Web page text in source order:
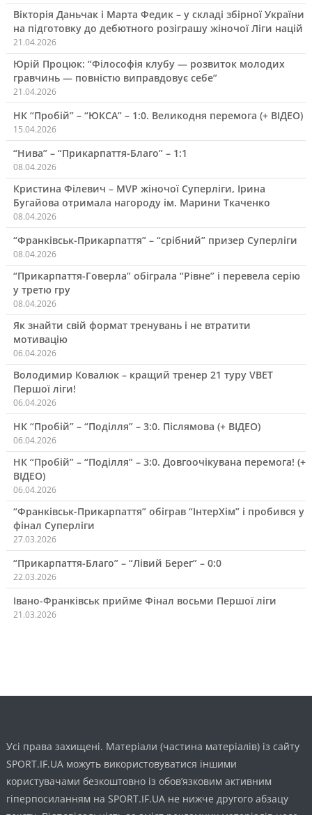
Вікторія Даньчак і Марта Федик – у складі збірної України
на підготовку до дебютного розіграшу жіночої Ліги націй
21.04.2026
Юрій Процюк: “Філософія клубу — розвиток молодих
гравчинь — повністю виправдовує себе”
21.04.2026
НК “Пробій” – “ЮКСА” – 1:0. Великодня перемога (+ ВІДЕО)
15.04.2026
“Нива” – “Прикарпаття-Благо” – 1:1
08.04.2026
Кристина Філевич – MVP жіночої Суперліги, Ірина
Бугайова отримала нагороду ім. Марини Ткаченко
08.04.2026
“Франківськ-Прикарпаття” – “срібний” призер Суперліги
08.04.2026
“Прикарпаття-Говерла” обіграла “Рівне” і перевела серію
у третю гру
08.04.2026
Як знайти свій формат тренувань і не втратити
мотивацію
06.04.2026
Володимир Ковалюк – кращий тренер 21 туру VBET
Першої ліги!
06.04.2026
НК “Пробій” – “Поділля” – 3:0. Післямова (+ ВІДЕО)
06.04.2026
НК “Пробій” – “Поділля” – 3:0. Довгоочікувана перемога! (+
ВІДЕО)
06.04.2026
“Франківськ-Прикарпаття” обіграв “ІнтерХім” і пробився у
фінал Суперліги
27.03.2026
“Прикарпаття-Благо” – “Лівий Берег” – 0:0
22.03.2026
Івано-Франківськ прийме Фінал восьми Першої ліги
21.03.2026
Усі права захищені. Матеріали (частина матеріалів) із сайту
SPORT.IF.UA можуть використовуватися іншими
користувачами безкоштовно із обов’язковим активним
гіперпосиланням на SPORT.IF.UA не нижче другого абзацу